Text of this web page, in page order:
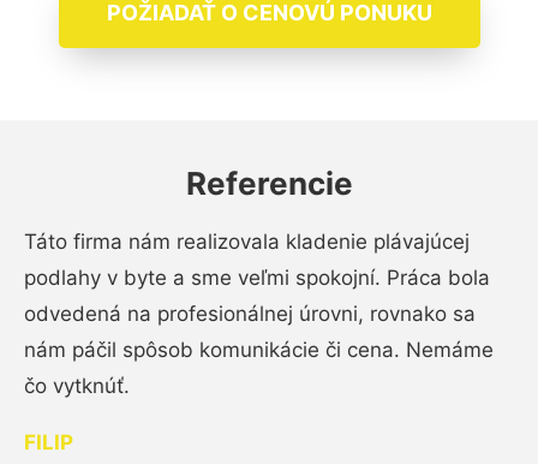
POŽIADAŤ O CENOVÚ PONUKU
Referencie
Táto firma nám realizovala kladenie plávajúcej
podlahy v byte a sme veľmi spokojní. Práca bola
odvedená na profesionálnej úrovni, rovnako sa
nám páčil spôsob komunikácie či cena. Nemáme
čo vytknúť.
FILIP